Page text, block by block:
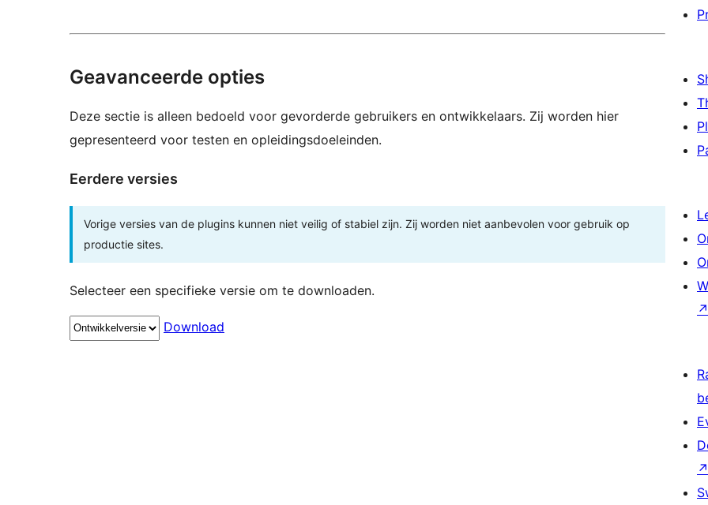
Geavanceerde opties
Deze sectie is alleen bedoeld voor gevorderde gebruikers en ontwikkelaars. Zij worden hier
gepresenteerd voor testen en opleidingsdoeleinden.
Eerdere versies
Vorige versies van de plugins kunnen niet veilig of stabiel zijn. Zij worden niet aanbevolen voor gebruik op
productie sites.
Selecteer een specifieke versie om te downloaden.
Download
↗
↗